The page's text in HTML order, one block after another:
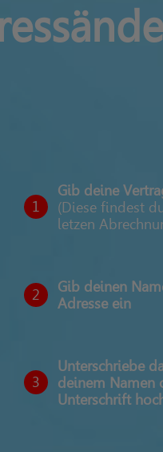
1
Gib deine
(Diese findest
letzen
2
Gib deinen
Adresse ein
3
Unterschriebe
deinem Namen
Unterschrift